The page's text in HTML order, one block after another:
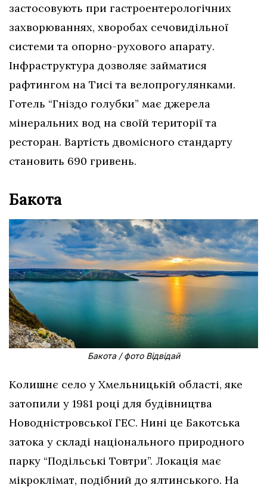
застосовують при гастроентерологічних
захворюваннях, хворобах сечовидільної
системи та опорно-рухового апарату.
Інфраструктура дозволяє займатися
рафтингом на Тисі та велопрогулянками.
Готель “Гніздо голубки” має джерела
мінеральних вод на своїй території та
ресторан. Вартість двомісного стандарту
становить 690 гривень.
Бакота
Бакота / фото Відвідай
Колишнє село у Хмельницькій області, яке
затопили у 1981 році для будівництва
Новодністровської ГЕС. Нині це Бакотська
затока у складі національного природного
парку “Подільські Товтри”. Локація має
мікроклімат, подібний до ялтинського. На